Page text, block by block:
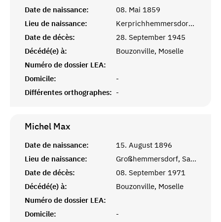
Date de naissance:
08. Mai 1859
Lieu de naissance:
Kerprichhemmersdorf, Saarlouis
Date de décès:
28. September 1945
Décédé(e) à:
Bouzonville, Moselle
Numéro de dossier LEA:
Domicile:
-
Différentes orthographes: -
Michel Max
Date de naissance:
15. August 1896
Lieu de naissance:
Großhemmersdorf, Saarlouis
Date de décès:
08. September 1971
Décédé(e) à:
Bouzonville, Moselle
Numéro de dossier LEA:
Domicile:
-